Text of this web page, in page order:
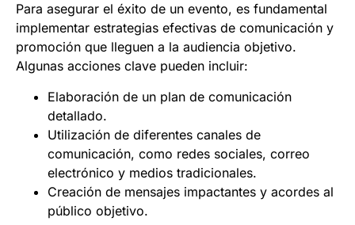
Para asegurar el éxito de un evento, es fundamental
implementar estrategias efectivas de comunicación y
promoción que lleguen a la audiencia objetivo.
Algunas acciones clave pueden incluir:
Elaboración de un plan de comunicación
detallado.
Utilización de diferentes canales de
comunicación, como redes sociales, correo
electrónico y medios tradicionales.
Creación de mensajes impactantes y acordes al
público objetivo.